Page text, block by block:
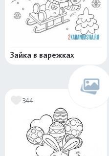
Зайка в варежках
344